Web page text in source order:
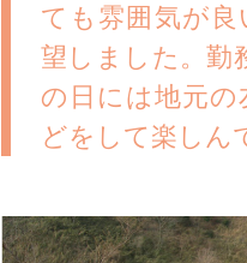
ても雰囲気が
望しました。勤
の日には地元
どをして楽しん